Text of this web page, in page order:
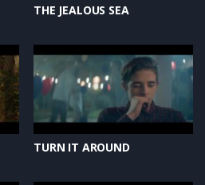
THE JEALOUS SEA
TURN IT AROUND